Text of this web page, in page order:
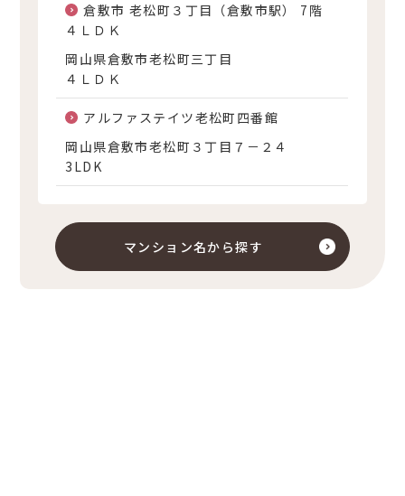
倉敷市 老松町３丁目（倉敷市駅） 7階
４ＬＤＫ
岡山県倉敷市老松町三丁目
４ＬＤＫ
アルファステイツ老松町四番館
岡山県倉敷市老松町３丁目７－２４
3LDK
マンション名から探す